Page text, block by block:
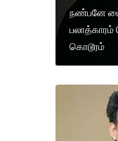
நண்பனே
பலாத்காரம்
கொடூரம்